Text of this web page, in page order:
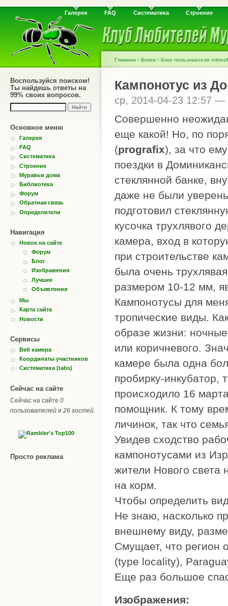
Галерея FAQ Систематика Строение
Воспользуйся поиском!
Ты найдешь ответы на
99% своих вопросов.
Основное меню
Галерея
FAQ
Систематика
Строение
Муравьи дома
Библиотека
Форум
Обратная связь
Определители
Навигация
Новое на сайте
Форум
Блог
Изображения
Лучшее
Объявления
Мы
Карта сайта
Новости
Сервисы
Веб камера
Координаты участников
Систематика (tabs)
Сейчас на сайте
Сейчас на сайте 0
пользователей и 26 гостей
Просто реклама
Главная › Блоги › Блог пользователя vitimof
Кампонотус из
ср, 2014-04-23 12:57 —
Совершенно
еще какой! Но, по
(prografix), за что
поездки в
стеклянной банке,
даже не были
подготовил
кусочка трухлявого
камера, вход в
при строительстве
была очень
размером 10-12 мм,
Кампонотусы для
тропические виды.
образе жизни:
или коричневого.
камере была одна
пробирку-инкубатор,
происходило 16
помощник. К тому
личинок, так что
Увидев сходство
кампонотусами из
жители Нового света
на корм.
Чтобы определить
Не знаю, насколько
внешнему виду,
Смущает, что регион
(type locality),
Еще раз большое
Изображения: